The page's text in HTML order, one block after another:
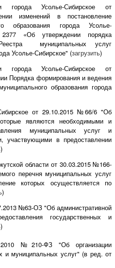
города Усолье-Сибирское от
изменений в постановление
образования города Усолье-
«Об утверждении порядка
муниципальных услуг
Усолье-Сибирское" (загрузить)
города Усолье-Сибирское от
Порядка формирования и ведения
образования города
от 29.10.2015 №66/6 "Об
являются необходимыми и
муниципальных услуг и
участвующими в предоставлении
)
области от 30.03.2015 №166-
перечня муниципальных услуг
которых осуществляется по
)
№63-ОЗ "Об административной
государственных и
)
№210-ФЗ "Об организации
и муниципальных услуг" (в ред. от